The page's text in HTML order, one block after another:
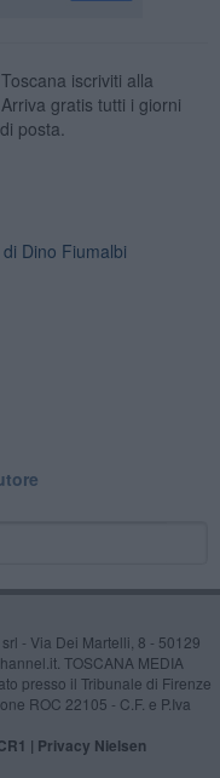
iscriviti alla
Arriva gratis tutti i giorni
posta.
di Dino Fiumalbi
- Via Dei Martelli, 8 - 50129
TOSCANA MEDIA
presso il Tribunale di Firenze
ROC 22105 - C.F. e P.Iva
| Privacy Nielsen